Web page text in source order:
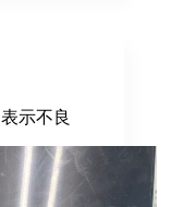
示不良